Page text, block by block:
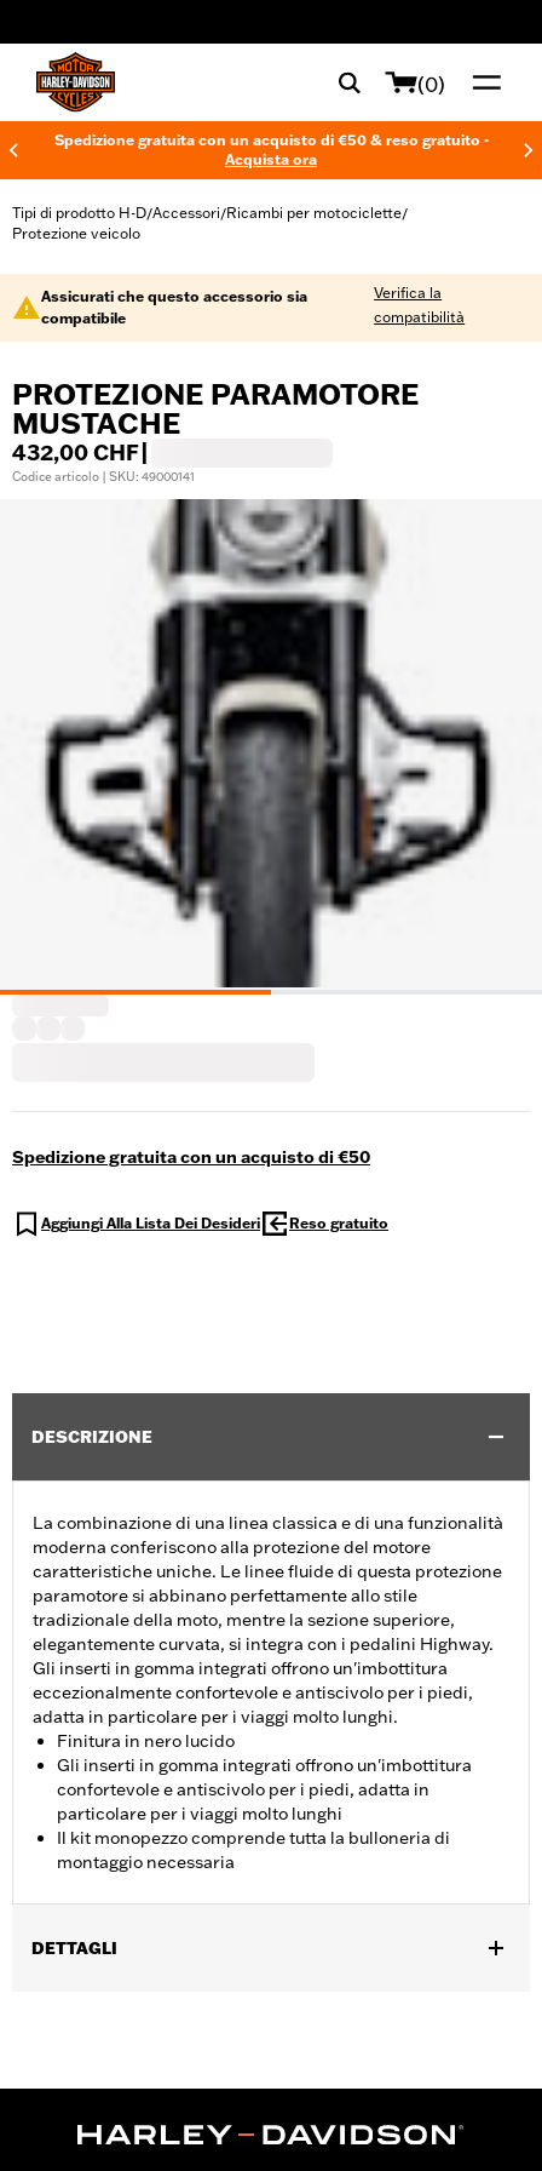
(0)
Spedizione gratuita con un acquisto di €50 & reso gratuito -
Acquista ora
Tipi di prodotto H-D/Accessori/Ricambi per motociclette/
Protezione veicolo
Assicurati che questo accessorio sia
compatibile
Verifica la
compatibilità
PROTEZIONE PARAMOTORE
MUSTACHE
432,00 CHF
Codice articolo | SKU: 49000141
Spedizione gratuita con un acquisto di €50
Aggiungi Alla Lista Dei Desideri Reso gratuito
DESCRIZIONE
La combinazione di una linea classica e di una funzionalità
moderna conferiscono alla protezione del motore
caratteristiche uniche. Le linee fluide di questa protezione
paramotore si abbinano perfettamente allo stile
tradizionale della moto, mentre la sezione superiore,
elegantemente curvata, si integra con i pedalini Highway.
Gli inserti in gomma integrati offrono un'imbottitura
eccezionalmente confortevole e antiscivolo per i piedi,
adatta in particolare per i viaggi molto lunghi.
Finitura in nero lucido
Gli inserti in gomma integrati offrono un'imbottitura
confortevole e antiscivolo per i piedi, adatta in
particolare per i viaggi molto lunghi
Il kit monopezzo comprende tutta la bulloneria di
montaggio necessaria
DETTAGLI
Istruzioni di installazione